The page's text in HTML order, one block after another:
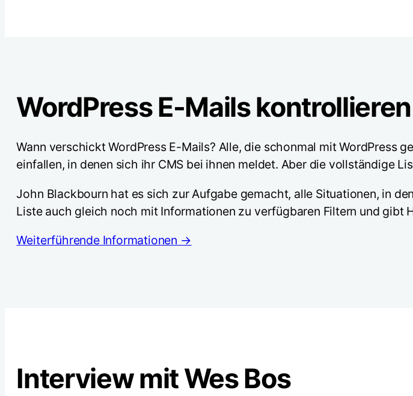
WordPress E-Mails kontrollieren
Wann verschickt WordPress E-Mails? Alle, die schonmal mit WordPress
einfallen, in denen sich ihr CMS bei ihnen meldet. Aber die vollständige
John Blackbourn hat es sich zur Aufgabe gemacht, alle Situationen, in
Liste auch gleich noch mit Informationen zu verfügbaren Filtern und gibt
Weiterführende Informationen →
Interview mit Wes Bos